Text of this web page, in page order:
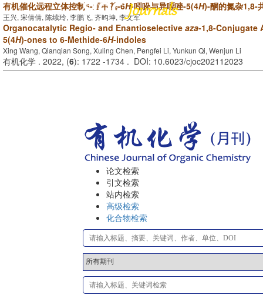
论文检索
引文检索
站内检索
高级检索
化合物检索
有机催化远程立体控制6-亚甲基-6H-吲哚与异噁唑-5(4H)-酮的氮杂1,8-
王兴, 宋倩倩, 陈续玲, 李鹏飞, 齐昀坤, 李文军
Organocatalytic Regio- and Enantioselective aza-1,8-Conjugate
5(4H)-ones to 6-Methide-6H-indoles
Xing Wang, Qianqian Song, Xuling Chen, Pengfei Li, Yunkun Qi, Wenjun Li
有机化学 . 2022, (6): 1722 -1734 . DOI: 10.6023/cjoc202112023